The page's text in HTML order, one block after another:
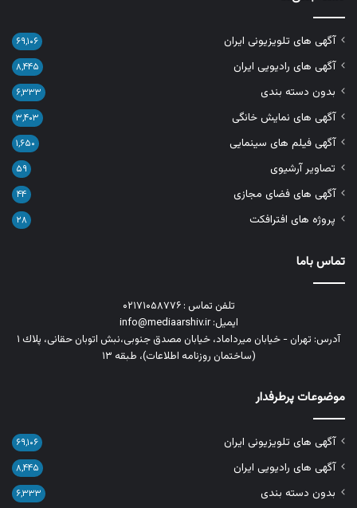
آگهی های تلویزیونی ایران ۶۹,۱۰۶
آگهی های رادیویی ایران ۸,۴۴۵
بدون دسته بندی ۶,۳۳۳
آگهی های نمایش خانگی ۳,۴۰۳
آگهی فیلم های سینمایی ۱,۶۵۰
تصاویر آرشیوی ۵۹
آگهی های فضای مجازی ۴۴
پروژه های افترافکت ۲۸
تماس باما
تلفن تماس : ۰۲۱۷۱۰۵۸۷۷۶
ایمیل: info@mediaarshiv.ir
آدرس: تهران - خیابان میرداماد، خیابان مصدق جنوبی،نبش اتوبان حقانی، پلاك ١
(ساختمان روزنامه اطلاعات)، طبقه ۱۳
موضوعات پرطرفدار
آگهی های تلویزیونی ایران ۶۹,۱۰۶
آگهی های رادیویی ایران ۸,۴۴۵
بدون دسته بندی ۶,۳۳۳